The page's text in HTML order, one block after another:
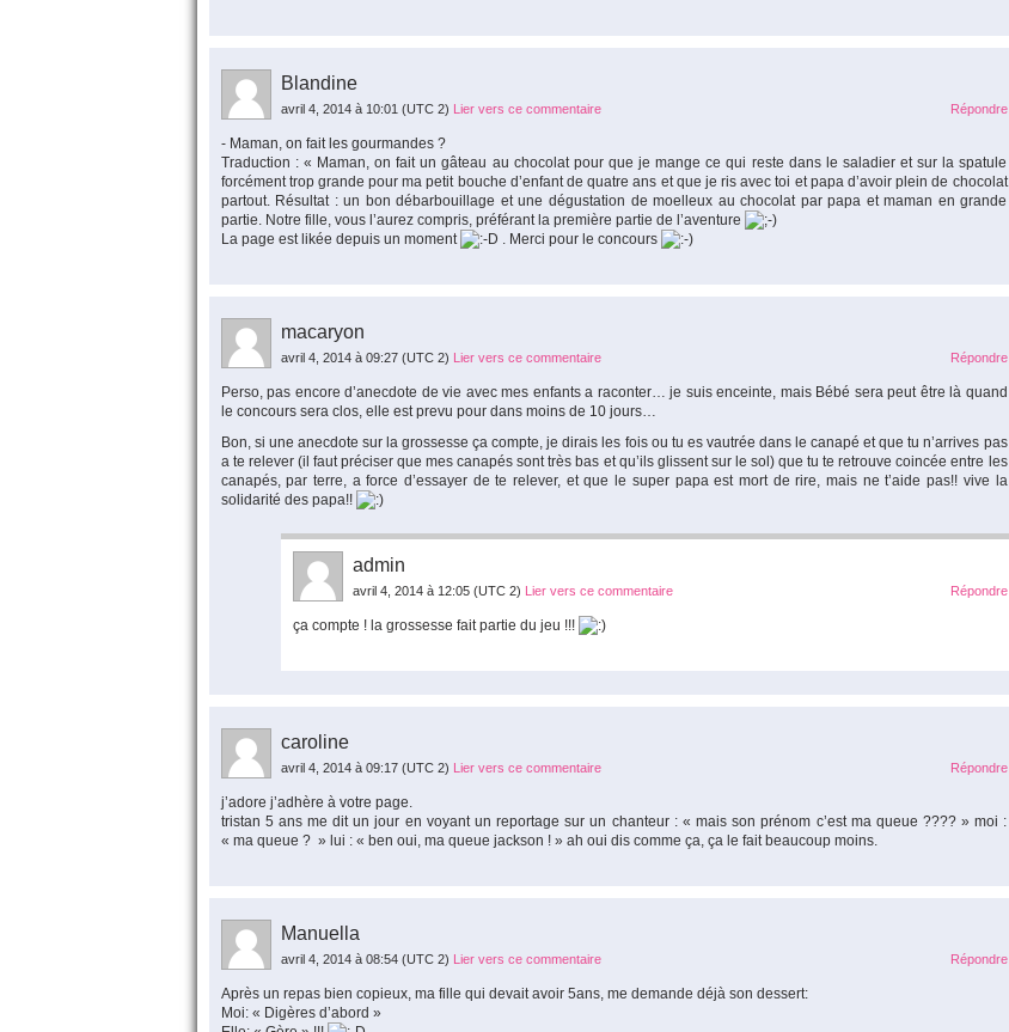
Blandine
avril 4, 2014 à 10:01 (UTC 2) Lier vers ce commentaire Répondre
- Maman, on fait les gourmandes ?
Traduction : « Maman, on fait un gâteau au chocolat pour que je mange ce qui reste dans le saladier et sur la spatule
forcément trop grande pour ma petit bouche d’enfant de quatre ans et que je ris avec toi et papa d’avoir plein de chocolat
partout. Résultat : un bon débarbouillage et une dégustation de moelleux au chocolat par papa et maman en grande
partie. Notre fille, vous l’aurez compris, préférant la première partie de l’aventure
La page est likée depuis un moment
. Merci pour le concours
macaryon
avril 4, 2014 à 09:27 (UTC 2) Lier vers ce commentaire Répondre
Perso, pas encore d’anecdote de vie avec mes enfants a raconter… je suis enceinte, mais Bébé sera peut être là quand
le concours sera clos, elle est prevu pour dans moins de 10 jours…
Bon, si une anecdote sur la grossesse ça compte, je dirais les fois ou tu es vautrée dans le canapé et que tu n’arrives pas
a te relever (il faut préciser que mes canapés sont très bas et qu’ils glissent sur le sol) que tu te retrouve coincée entre les
canapés, par terre, a force d’essayer de te relever, et que le super papa est mort de rire, mais ne t’aide pas!! vive la
solidarité des papa!!
admin
avril 4, 2014 à 12:05 (UTC 2) Lier vers ce commentaire Répondre
ça compte ! la grossesse fait partie du jeu !!!
caroline
avril 4, 2014 à 09:17 (UTC 2) Lier vers ce commentaire Répondre
j’adore j’adhère à votre page.
tristan 5 ans me dit un jour en voyant un reportage sur un chanteur : « mais son prénom c’est ma queue ???? » moi :
« ma queue ? » lui : « ben oui, ma queue jackson ! » ah oui dis comme ça, ça le fait beaucoup moins.
Manuella
avril 4, 2014 à 08:54 (UTC 2) Lier vers ce commentaire Répondre
Après un repas bien copieux, ma fille qui devait avoir 5ans, me demande déjà son dessert:
Moi: « Digères d’abord »